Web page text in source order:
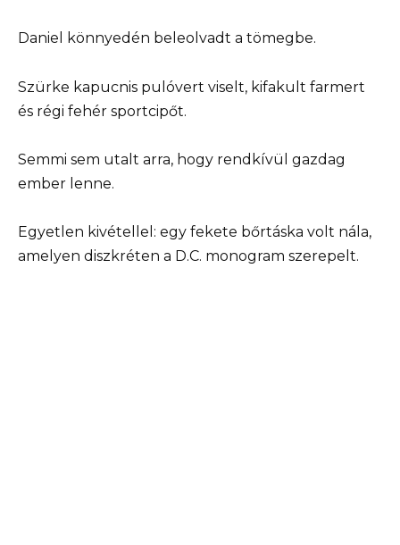
Daniel könnyedén beleolvadt a tömegbe.
Szürke kapucnis pulóvert viselt, kifakult farmert
és régi fehér sportcipőt.
Semmi sem utalt arra, hogy rendkívül gazdag
ember lenne.
Egyetlen kivétellel: egy fekete bőrtáska volt nála,
amelyen diszkréten a D.C. monogram szerepelt.